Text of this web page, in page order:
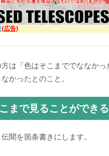
(広告)
は「色はそこまででななか
かったとのこと。
まで見ることができ
聞を箇条書きにします。